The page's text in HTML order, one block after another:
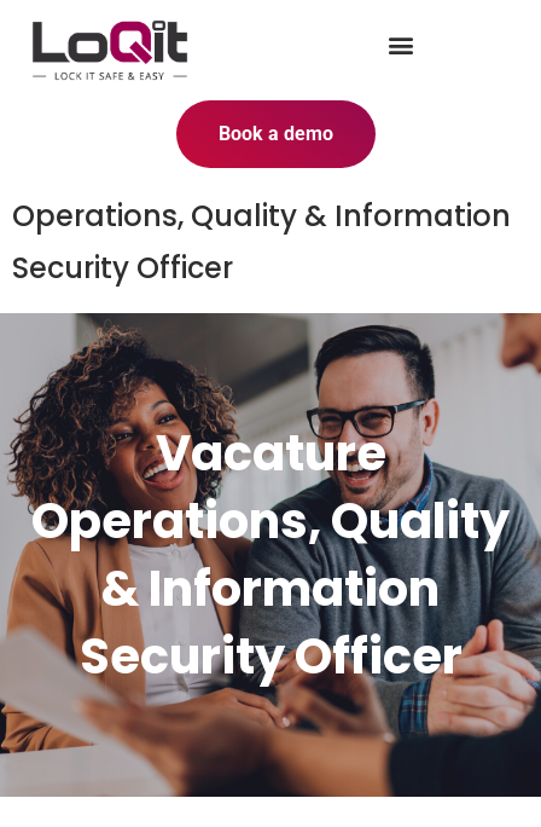
Book a demo
Operations, Quality & Information
Security Officer
Vacature
Operations, Quality
& Information
Security Officer